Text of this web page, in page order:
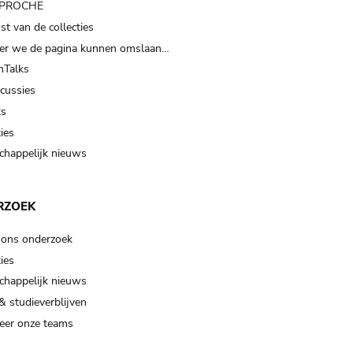
van de collecties
we de pagina kunnen omslaan…
nieuws
onderzoek
nieuws
studieverblijven
onze teams